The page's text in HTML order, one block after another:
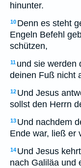
hinunter.
10 Denn es steht
Engeln Befehl
schützen,
11 und sie werden
deinen Fuß nicht
12 Und Jesus
sollst den Herrn
13 Und nachdem
Ende war, ließ er
14 Und Jesus
nach Galiläa und